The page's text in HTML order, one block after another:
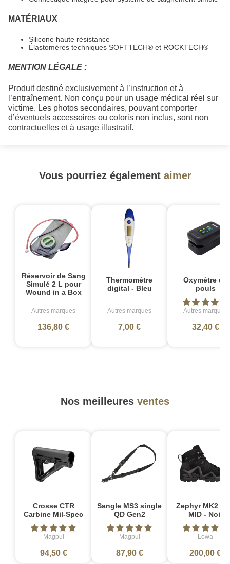
MATÉRIAUX
Silicone haute résistance
Élastomères techniques SOFTTECH® et ROCKTECH®
MENTION LÉGALE :
Produit destiné exclusivement à l’instruction et à
l’entraînement. Non conçu pour un usage médical réel sur
victime. Les photos secondaires, pouvant comporter
d’éventuels accessoires ou coloris non inclus, sont non
contractuelles et à usage illustratif.
Vous pourriez également aimer
Réservoir de Sang
Simulé 2 L pour
Wound in a Box
Autres marques
136,80 €
Thermomètre
digital - Bleu
Autres marques
7,00 €
Oxymètre de
pouls
Autres marques
32,40 €
Nos meilleures ventes
Crosse CTR
Carbine Mil-Spec
Magpul
94,50 €
Sangle MS3 single
QD Gen2
Magpul
87,90 €
Zephyr MK2
MID - Noir
Lowa
200,00 €